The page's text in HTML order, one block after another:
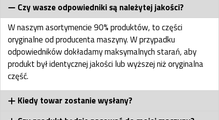
Czy wasze odpowiedniki są należytej jakości?
W naszym asortymencie 90% produktów, to części
oryginalne od producenta maszyny. W przypadku
odpowiedników dokładamy maksymalnych starań, aby
produkt był identycznej jakości lub wyższej niż oryginalna
część.
Kiedy towar zostanie wysłany?